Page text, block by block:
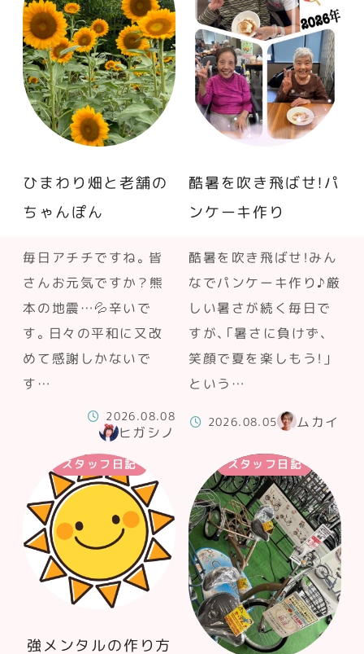
ひまわり畑と老舗の
ちゃんぽん
毎日アチチですね。皆
さんお元気ですか？熊
本の地震…💦辛いで
す。日々の平和に又改
めて感謝しかないで
す…
2026.08.08
ヒガシノ
酷暑を吹き飛ばせ！パ
ンケーキ作り
酷暑を吹き飛ばせ！みん
なでパンケーキ作り♪厳
しい暑さが続く毎日で
すが、「暑さに負けず、
笑顔で夏を楽しもう！」
という…
2026.08.05 ムカイ
スタッフ日記
強メンタルの作り方
スタッフ日記